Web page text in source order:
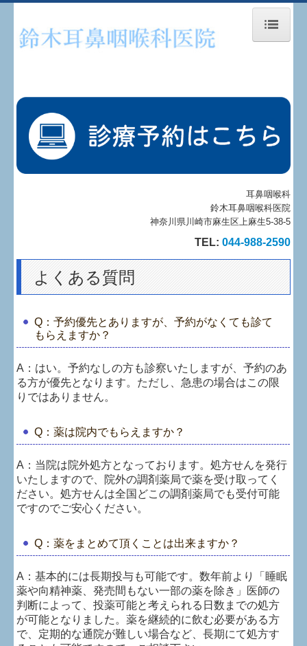
診療方針
診療内容
睡眠時無呼吸症候群
施設、設備のご案内
地図、交通案内
個人情報保護方針
耳鼻咽喉科
鈴木耳鼻咽喉科医院
神奈川県川崎市麻生区上麻生5-38-5
TEL: 044-988-2590
よくある質問
Q：予約優先とありますが、予約がなくても診て
もらえますか？
A：はい。予約なしの方も診察いたしますが、予約のあ
る方が優先となります。ただし、急患の場合はこの限
りではありません。
Q：薬は院内でもらえますか？
A： 当院は院外処方となっております。処方せんを発行
いたしますので、院外の調剤薬局で薬を受け取ってく
ださい。処方せんは全国どこの調剤薬局でも受付可能
ですのでご安心ください。
Q：薬をまとめて頂くことは出来ますか？
A：基本的には長期投与も可能です。数年前より「睡眠
薬や向精神薬、発売間もない一部の薬を除き」医師の
判断によって、投薬可能と考えられる日数までの処方
が可能となりました。薬を継続的に飲む必要がある方
で、定期的な通院が難しい場合など、長期にて処方す